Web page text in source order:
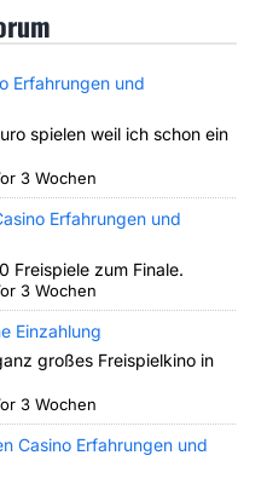
Erfahrungen und
spielen weil ich schon ein
3 Wochen
Erfahrungen und
Freispiele zum Finale.
3 Wochen
Einzahlung
großes Freispielkino in
3 Wochen
Casino Erfahrungen und